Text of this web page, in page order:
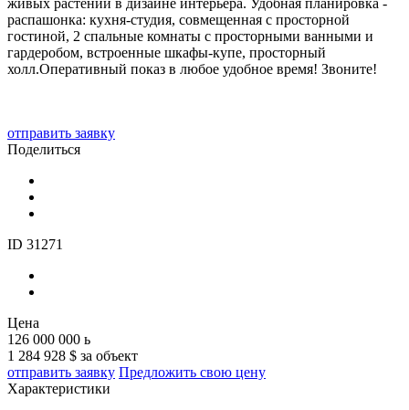
живых растений в дизайне интерьера. Удобная планировка -
распашонка: кухня-студия, совмещенная с просторной
гостиной, 2 спальные комнаты с просторными ванными и
гардеробом, встроенные шкафы-купе, просторный
холл.Оперативный показ в любое удобное время! Звоните!
отправить заявку
Поделиться
ID 31271
Цена
126 000 000 ь
1 284 928 $ за объект
отправить заявку Предложить свою цену
Характеристики